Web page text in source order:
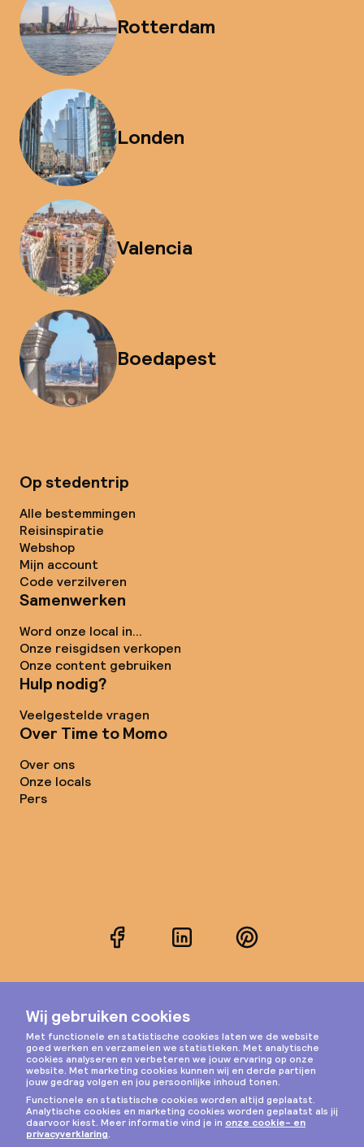
Rotterdam
Londen
Valencia
Boedapest
Op stedentrip
Alle bestemmingen
Reisinspiratie
Webshop
Mijn account
Code verzilveren
Samenwerken
Word onze local in...
Onze reisgidsen verkopen
Onze content gebruiken
Hulp nodig?
Veelgestelde vragen
Over Time to Momo
Over ons
Onze locals
Pers
FacebookLinkedInPinterest
Instagram